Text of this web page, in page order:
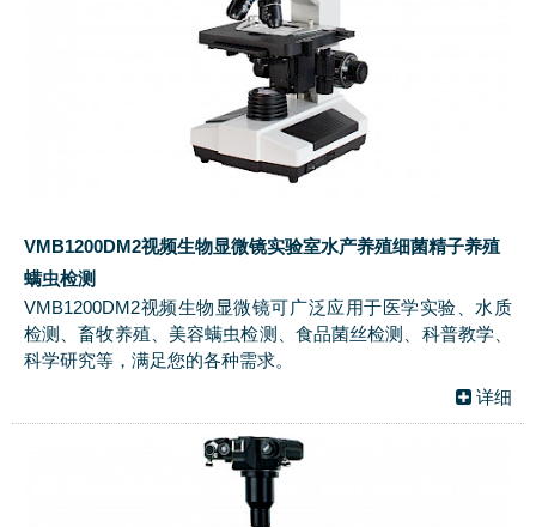
VMB1200DM2视频生物显微镜实验室水产养殖细菌精子养殖
螨虫检测
VMB1200DM2视频生物显微镜可广泛应用于医学实验、水质
检测、畜牧养殖、美容螨虫检测、食品菌丝检测、科普教学、
科学研究等，满足您的各种需求。
详细